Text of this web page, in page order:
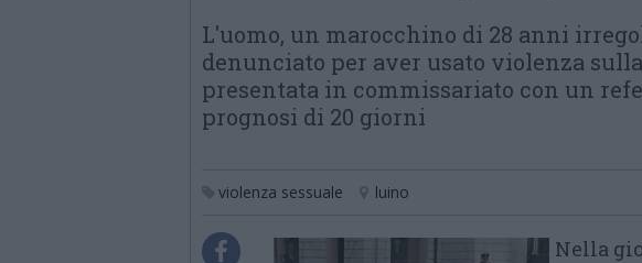
L'uomo, un marocchino di 28 anni
denunciato per aver usato violenza
presentata in commissariato con un
prognosi di 20 giorni
violenza sessuale luino
Nella